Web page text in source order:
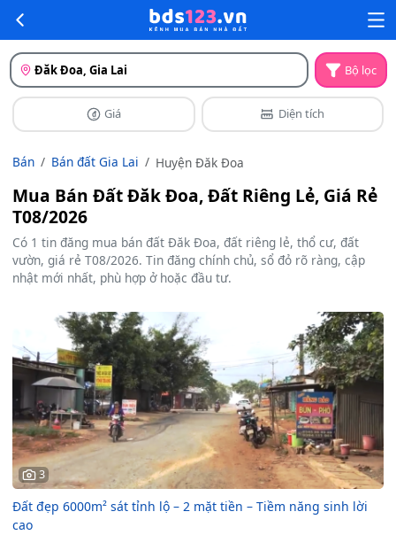
Đăk Đoa, Gia Lai Bộ lọc
Giá Diện tích
Bán Bán đất Gia Lai Huyện Đăk Đoa
Mua Bán Đất Đăk Đoa, Đất Riêng Lẻ, Giá Rẻ
T08/2026
Có 1 tin đăng mua bán đất Đăk Đoa, đất riêng lẻ, thổ cư, đất
vườn, giá rẻ T08/2026. Tin đăng chính chủ, sổ đỏ rõ ràng, cập
nhật mới nhất, phù hợp ở hoặc đầu tư.
3
Đất đẹp 6000m² sát tỉnh lộ – 2 mặt tiền – Tiềm năng sinh lời
cao